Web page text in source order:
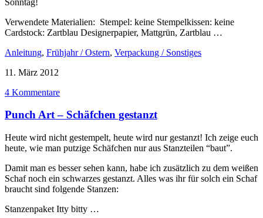
Verwendete Materialien: Stempel: keine Stempelkissen: keine
Cardstock: Zartblau Designerpapier, Mattgrün, Zartblau …
Anleitung, Frühjahr / Ostern, Verpackung / Sonstiges
11. März 2012
4 Kommentare
Punch Art – Schäfchen gestanzt
Heute wird nicht gestempelt, heute wird nur gestanzt! Ich zeige euch
heute, wie man putzige Schäfchen nur aus Stanzteilen “baut”.
Damit man es besser sehen kann, habe ich zusätzlich zu dem weißen
Schaf noch ein schwarzes gestanzt. Alles was ihr für solch ein Schaf
braucht sind folgende Stanzen:
Stanzenpaket Itty bitty …